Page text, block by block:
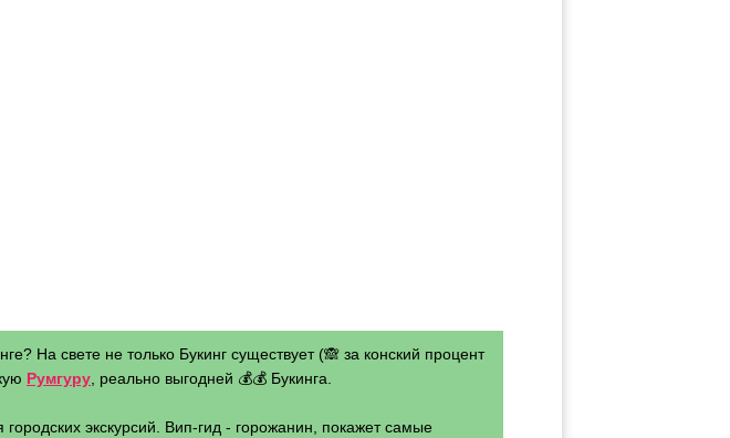
На свете не только Букинг существует (🙈 за конский процент
Румгуру , реально выгодней 💰💰 Букинга.
городских экскурсий. Вип-гид - горожанин, покажет самые